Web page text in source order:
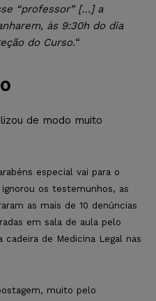
“professor” […] a
às 9:30h do dia
do Curso.“
de modo muito
especial vai para o
os testemunhos, as
as mais de 10 denúncias
em sala de aula pelo
de Medicina Legal nas
muito pelo